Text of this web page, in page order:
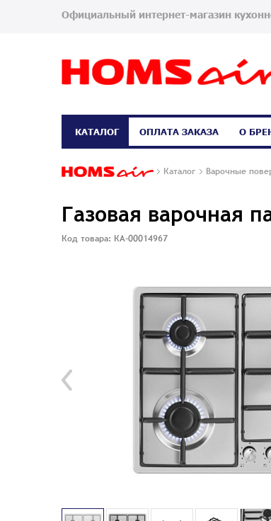
Официальный интернет-магазин
Каталог Варочные
Газовая варочная
Код товара: КА-00014967
КАТАЛОГ ОПЛАТА ЗАКАЗА О